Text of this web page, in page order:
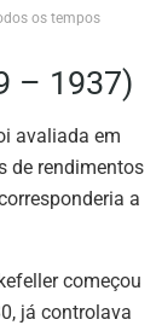
os tempos
– 1937)
avaliada em
de rendimentos
a
começou
já controlava